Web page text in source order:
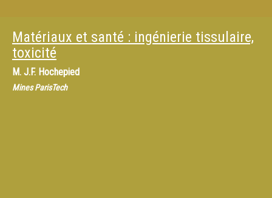
Matériaux et santé : ingénierie tissulaire,
toxicité
M. J.F. Hochepied
Mines ParisTech